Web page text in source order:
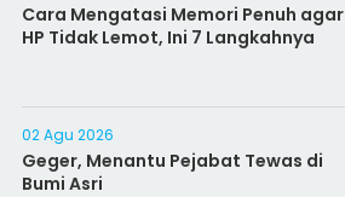
Cara Mengatasi Memori Penuh agar
HP Tidak Lemot, Ini 7 Langkahnya
02 Agu 2026
Geger, Menantu Pejabat Tewas di
Bumi Asri